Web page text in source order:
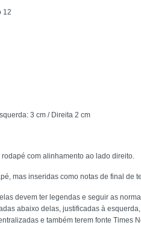
12
3 cm / Direita 2 cm
com alinhamento ao lado direito.
mas inseridas como notas de final de
devem ter legendas e seguir as
abaixo delas, justificadas à
e também terem fonte